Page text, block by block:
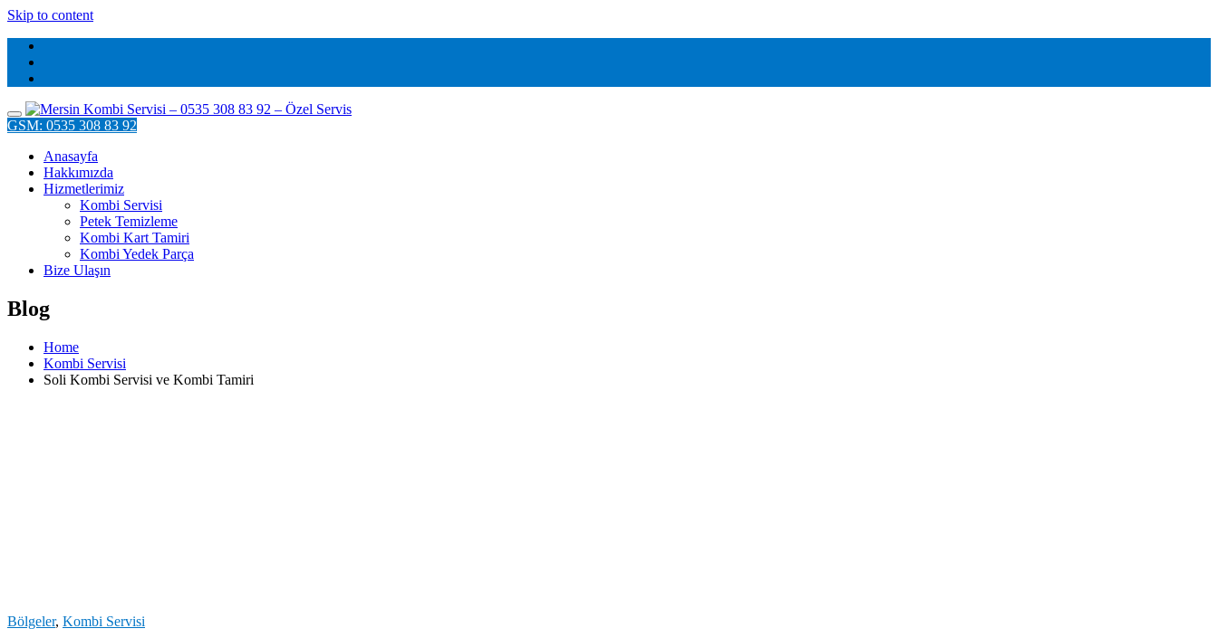
Skip to content
GSM: 0535 308 83 92
Anasayfa
Hakkımızda
Hizmetlerimiz
Kombi Servisi
Petek Temizleme
Kombi Kart Tamiri
Kombi Yedek Parça
Bize Ulaşın
Blog
Home
Kombi Servisi
Soli Kombi Servisi ve Kombi Tamiri
Bölgeler, Kombi Servisi